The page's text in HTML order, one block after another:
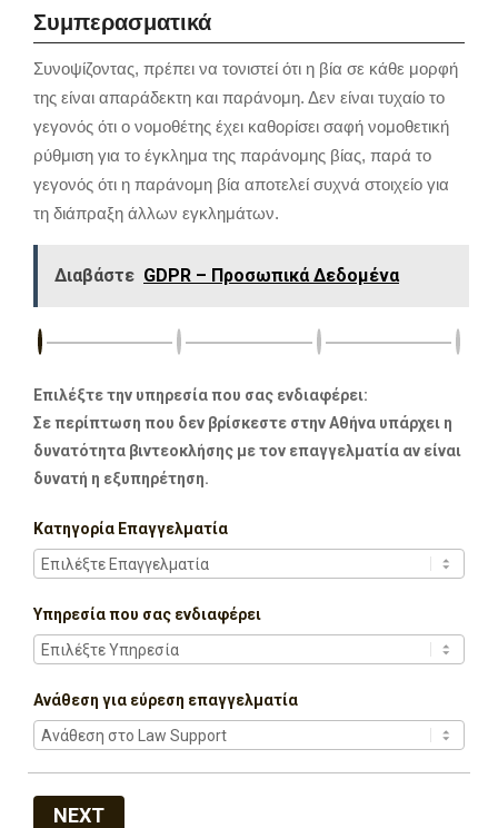
Συμπερασματικά
Συνοψίζοντας, πρέπει να τονιστεί ότι η βία σε κάθε μορφή
της είναι απαράδεκτη και παράνομη. Δεν είναι τυχαίο το
γεγονός ότι ο νομοθέτης έχει καθορίσει σαφή νομοθετική
ρύθμιση για το έγκλημα της παράνομης βίας, παρά το
γεγονός ότι η παράνομη βία αποτελεί συχνά στοιχείο για
τη διάπραξη άλλων εγκλημάτων.
Διαβάστε GDPR – Προσωπικά Δεδομένα
Επιλέξτε την υπηρεσία που σας ενδιαφέρει:
Σε περίπτωση που δεν βρίσκεστε στην Αθήνα υπάρχει η
δυνατότητα βιντεοκλήσης με τον επαγγελματία αν είναι
δυνατή η εξυπηρέτηση.
Κατηγορία Επαγγελματία
Υπηρεσία που σας ενδιαφέρει
Ανάθεση για εύρεση επαγγελματία
NEXT